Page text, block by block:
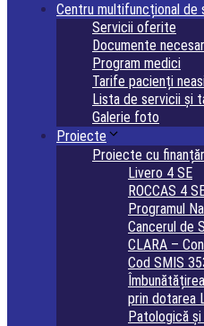
Centru multifuncțional de
Servicii oferite
Documente
Program medici
Tarife pacienți
Lista de servicii și
Galerie foto
Proiecte
Proiecte cu
Livero 4 SE
ROCCAS 4
Programul
Cancerul de
CLARA –
Cod SMIS
prin dotarea
Patologică